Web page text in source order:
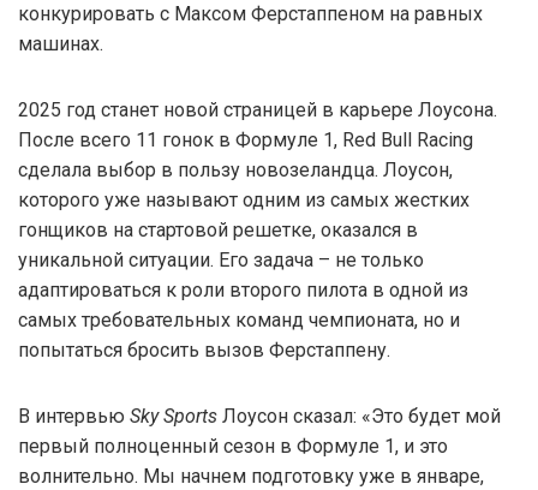
конкурировать с Максом Ферстаппеном на равных
машинах.
2025 год станет новой страницей в карьере Лоусона.
После всего 11 гонок в Формуле 1, Red Bull Racing
сделала выбор в пользу новозеландца. Лоусон,
которого уже называют одним из самых жестких
гонщиков на стартовой решетке, оказался в
уникальной ситуации. Его задача – не только
адаптироваться к роли второго пилота в одной из
самых требовательных команд чемпионата, но и
попытаться бросить вызов Ферстаппену.
В интервью Sky Sports Лоусон сказал: «Это будет мой
первый полноценный сезон в Формуле 1, и это
волнительно. Мы начнем подготовку уже в январе,